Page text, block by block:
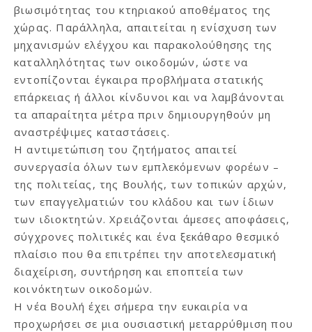
βιωσιμότητας του κτηριακού αποθέματος της
χώρας. Παράλληλα, απαιτείται η ενίσχυση των
μηχανισμών ελέγχου και παρακολούθησης της
καταλληλότητας των οικοδομών, ώστε να
εντοπίζονται έγκαιρα προβλήματα στατικής
επάρκειας ή άλλοι κίνδυνοι και να λαμβάνονται
τα απαραίτητα μέτρα πριν δημιουργηθούν μη
αναστρέψιμες καταστάσεις.
Η αντιμετώπιση του ζητήματος απαιτεί
συνεργασία όλων των εμπλεκόμενων φορέων –
της πολιτείας, της Βουλής, των τοπικών αρχών,
των επαγγελματιών του κλάδου και των ίδιων
των ιδιοκτητών. Χρειάζονται άμεσες αποφάσεις,
σύγχρονες πολιτικές και ένα ξεκάθαρο θεσμικό
πλαίσιο που θα επιτρέπει την αποτελεσματική
διαχείριση, συντήρηση και εποπτεία των
κοινόκτητων οικοδομών.
Η νέα Βουλή έχει σήμερα την ευκαιρία να
προχωρήσει σε μια ουσιαστική μεταρρύθμιση που